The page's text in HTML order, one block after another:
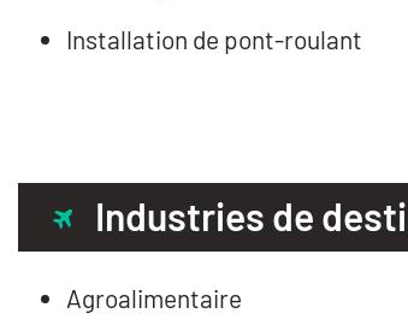
Installation de pont-roulant
Industries de
Agroalimentaire